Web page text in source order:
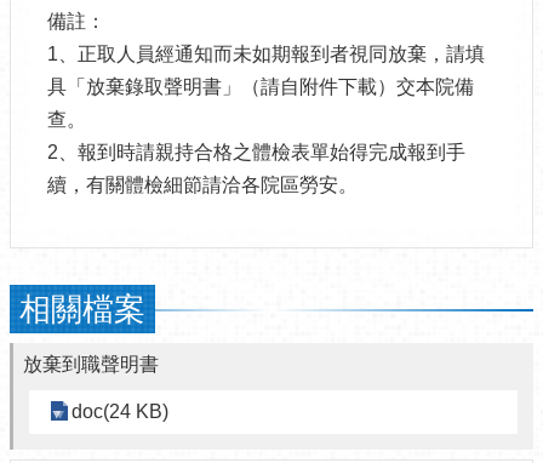
備註：
1、正取人員經通知而未如期報到者視同放棄，請填
具「放棄錄取聲明書」（請自附件下載）交本院備
查。
2、報到時請親持合格之體檢表單始得完成報到手
續，有關體檢細節請洽各院區勞安。
相關檔案
放棄到職聲明書
doc(24 KB)